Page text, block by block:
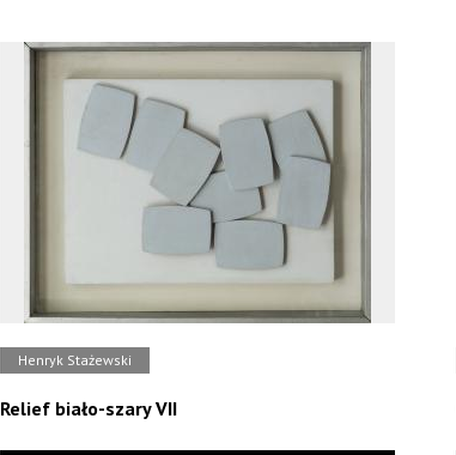
Henryk Stażewski
Relief biało-szary VII